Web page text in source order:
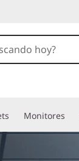
Monitores